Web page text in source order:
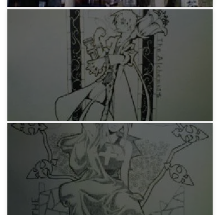
マビノギ日記
みどりの懐古。振り返るなとは言わぬ。繰り返
すな。
18年前
マビノギ日記
みどりのお絵描き。趣味のない人生なんてカラ
シのない固焼きそばみてーなモン。